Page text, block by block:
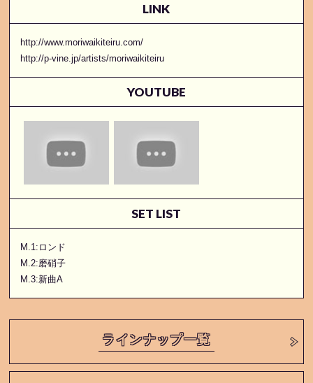
LINK
http://www.moriwaikiteiru.com/
http://p-vine.jp/artists/moriwaikiteiru
YOUTUBE
SET LIST
M.1:ロンド
M.2:磨硝子
M.3:新曲A
ラインナップ一覧